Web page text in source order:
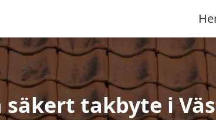
säkert takbyte i